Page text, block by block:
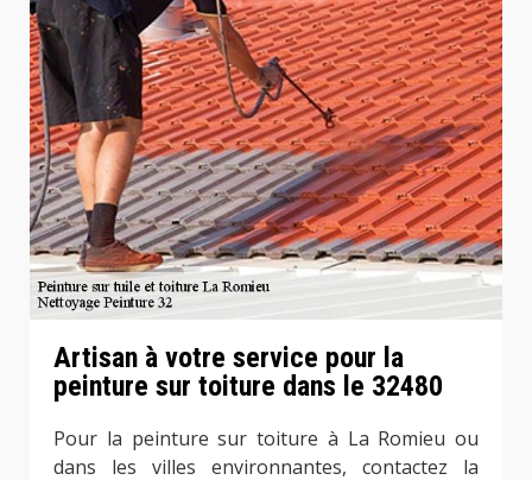
Artisan à votre service pour la
peinture sur toiture dans le 32480
Pour la peinture sur toiture à La Romieu ou
dans les villes environnantes, contactez la